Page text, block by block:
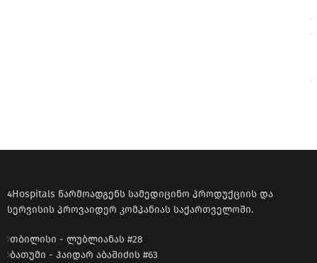
4Hospitals წარმოადგენს სამედიცინო პროდუქციის და
სერვისის პროვაიდერ კომპანიას საქართველოში.
თბილისი - ლუბლიანას #28
ბათუმი - ჰაიდარ აბაშიძის #63